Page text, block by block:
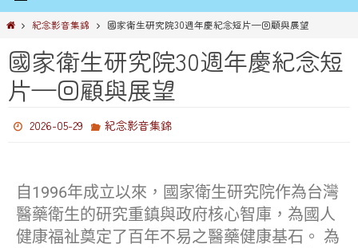
紀念影音集錦 國家衛生研究院30週年慶紀念短片—回顧與展望
國家衛生研究院30週年慶紀念短
片—回顧與展望
2026-05-29 紀念影音集錦
自1996年成立以來，國家衛生研究院作為台灣
醫藥衛生的研究重鎮與政府核心智庫，為國人
健康福祉奠定了百年不易之醫藥健康基石。 為